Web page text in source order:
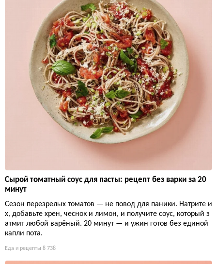
Сырой томатный соус для пасты: рецепт без варки за 20
минут
Сезон перезрелых томатов — не повод для паники. Натрите и
х, добавьте хрен, чеснок и лимон, и получите соус, который з
атмит любой варёный. 20 минут — и ужин готов без единой
капли пота.
Еда и рецепты 8 738